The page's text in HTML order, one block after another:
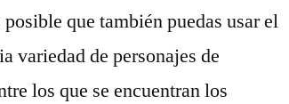
que también puedas usar el
variedad de personajes de
los que se encuentran los